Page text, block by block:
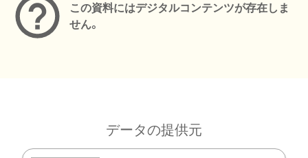
この資料にはデジタルコンテンツが存在しま
せん。
データの提供元